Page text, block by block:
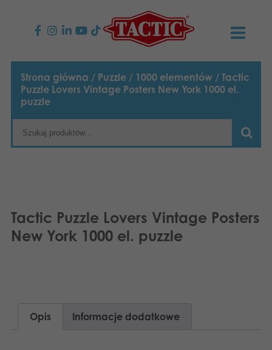
PRODUKTY
Gry dla dzieci
Gry rodzinne
Puzzle
AKTUALNOŚCI
TACTIC
Nasza historia
Strony internetowe
English
Strona główna / Puzzle / 1000 elementów / Tactic
Puzzle Lovers Vintage Posters New York 1000 el.
puzzle
Tactic Puzzle Lovers Vintage Posters
New York 1000 el. puzzle
Opis Informacje dodatkowe